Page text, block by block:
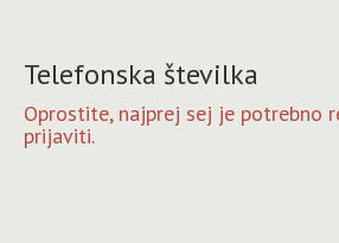
Telefonska številka
Oprostite, najprej sej je potrebno
prijaviti.